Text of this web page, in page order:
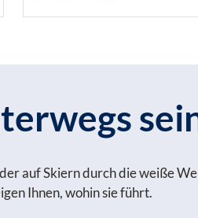
auf Skiern durch die weiße
Ihnen, wohin sie führt.